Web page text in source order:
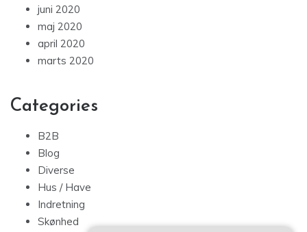
juni 2020
maj 2020
april 2020
marts 2020
Categories
B2B
Blog
Diverse
Hus / Have
Indretning
Skønhed